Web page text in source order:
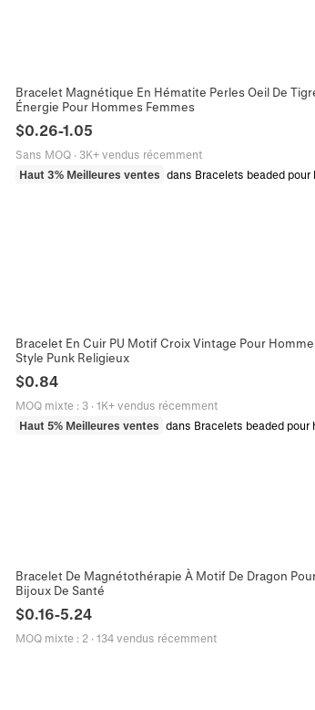
Bracelet Magnétique En Hématite Perles Oeil De
Énergie Pour Hommes Femmes
$0.26-1.05
Sans MOQ · 3K+ vendus récemment
Haut 3% Meilleures ventes dans Bracelets beaded pour
Bracelet En Cuir PU Motif Croix Vintage Pour
Style Punk Religieux
$0.84
MOQ mixte : 3 · 1K+ vendus récemment
Haut 5% Meilleures ventes dans Bracelets beaded pour
Bracelet De Magnétothérapie À Motif De Dragon
Bijoux De Santé
$0.16-5.24
MOQ mixte : 2 · 134 vendus récemment